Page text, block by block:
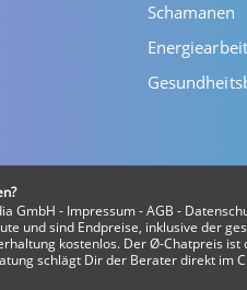
Schamanen
GmbH - Impressum-AGB -
und sind Endpreise, inklusive der
kostenlos. Der Ø-Chatpreis
schlägt Dir der Berater direkt im